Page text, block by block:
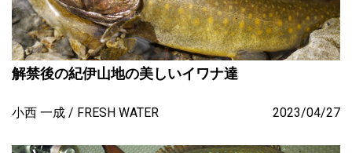
解禁後の紀伊山地の美しいイワナ達
小西 一成 FRESH WATER 2023/04/27